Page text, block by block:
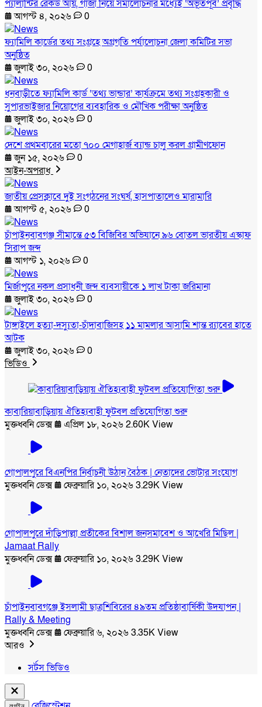
প্যালান্টির রেকর্ড আয়, গাজা নিয়ে সমালোচনার মধ্যেই ‘অভূতপূর্ব’ প্রবৃদ্ধি
আগস্ট ৪, ২০২৬
0
ফ্যামিলি কার্ডের তথ্য সংগ্রহে অগ্রগতি পর্যালোচনা জেলা কমিটির সভা
অনুষ্ঠিত
জুলাই ৩০, ২০২৬
0
ধনবাড়ীতে ফ্যামিলি কার্ড ‘তথ্য ভান্ডার’ কার্যক্রমে তথ্য সংগ্রহকারী ও
সুপারভাইজার নিয়োগের ব্যবহারিক ও মৌখিক পরীক্ষা অনুষ্ঠিত
জুলাই ৩০, ২০২৬
0
দেশে প্রথমবারের মতো ৭০০ মেগাহার্জ ব্যান্ড চালু করল গ্রামীণফোন
জুন ১৫, ২০২৬
0
আইন-অপরাধ
জাতীয় প্রেসক্লাবে দুই সংগঠনের সংঘর্ষ, হাসপাতালেও মারামারি
আগস্ট ৫, ২০২৬
0
চাঁপাইনবাবগঞ্জ সীমান্তে ৫৩ বিজিবির অভিযানে ৯৬ বোতল ভারতীয় এস্কাফ
সিরাপ জব্দ
আগস্ট ১, ২০২৬
0
মির্জাপুরে নকল প্রসাধনী জব্দ ব্যবসায়ীকে ১ লাখ টাকা জরিমানা
জুলাই ৩০, ২০২৬
0
টাঙ্গাইলে হত্যা-দস্যুতা-চাঁদাবাজিসহ ১১ মামলার আসামি শান্ত র‍্যাবের হাতে
আটক
জুলাই ৩০, ২০২৬
0
ভিডিও
কাবারিয়াবাড়িয়ায় ঐতিহ্যবাহী ফুটবল প্রতিযোগিতা শুরু
মুক্তধ্বনি ডেক্স
এপ্রিল ১৮, ২০২৬2.60K View
গোপালপুরে বিএনপির নির্বাচনী উঠান বৈঠক | নেতাদের ভোটার সংযোগ
মুক্তধ্বনি ডেক্স
ফেব্রুয়ারি ১০, ২০২৬3.29K View
গোপালপুরে দাঁড়িপাল্লা প্রতীকের বিশাল জনসমাবেশ ও আখেরি মিছিল |
Jamaat Rally
মুক্তধ্বনি ডেক্স
ফেব্রুয়ারি ১০, ২০২৬3.29K View
চাঁপাইনবাবগঞ্জে ইসলামী ছাত্রশিবিরের ৪৯তম প্রতিষ্ঠাবার্ষিকী উদযাপন |
Rally & Meeting
মুক্তধ্বনি ডেক্স
ফেব্রুয়ারি ৬, ২০২৬3.35K View
আরও
সর্টস ভিডিও